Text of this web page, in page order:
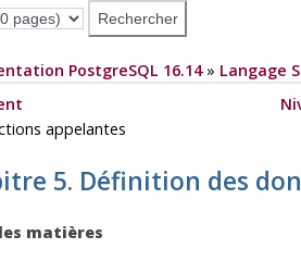
PostgreSQL 16.14» Langage
appelantes
5. Définition des
matières